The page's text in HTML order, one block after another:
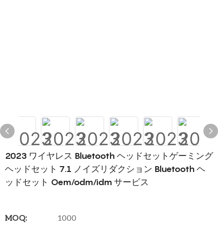
2023 ワイヤレス Bluetooth ヘッドセットゲーミング
ヘッドセット 7.1 ノイズリダクション Bluetooth ヘ
ッドセット Oem/odm/idm サービス
MOQ:
1000